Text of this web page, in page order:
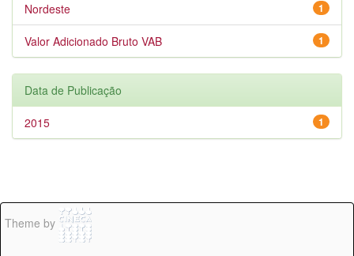
1
Nordeste
1
Valor Adicionado Bruto VAB
Data de Publicação
1
2015
Theme by